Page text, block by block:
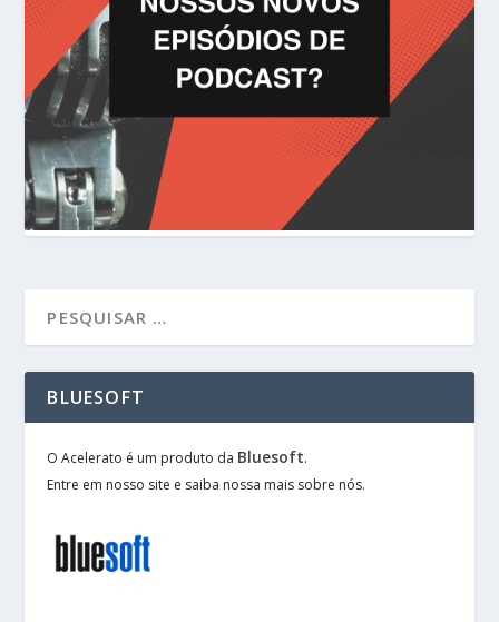
BLUESOFT
O Acelerato é um produto da Bluesoft.
Entre em nosso site e saiba nossa mais sobre nós.